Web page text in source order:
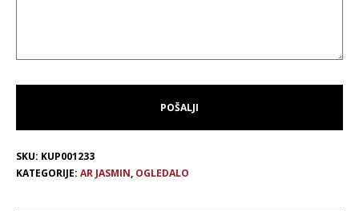
SKU: KUP001233
KATEGORIJE: AR JASMIN, OGLEDALO